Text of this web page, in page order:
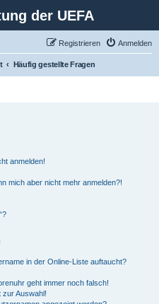
der UEFA
Anmelden
Registrieren
Häufig gestellte Fragen
anmelden!
mich aber nicht mehr anmelden?!
in der Online-Liste auftaucht?
geht immer noch falsch!
zur Auswahl!